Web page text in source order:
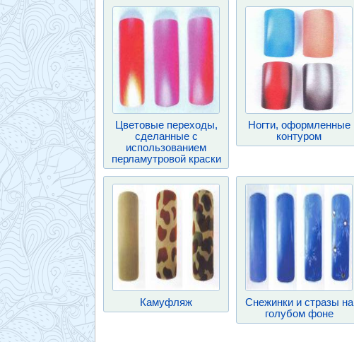
Цветовые переходы,
сделанные с
использованием
перламутровой краски
Ногти, оформленные
контуром
Камуфляж
Снежинки и стразы на
голубом фоне